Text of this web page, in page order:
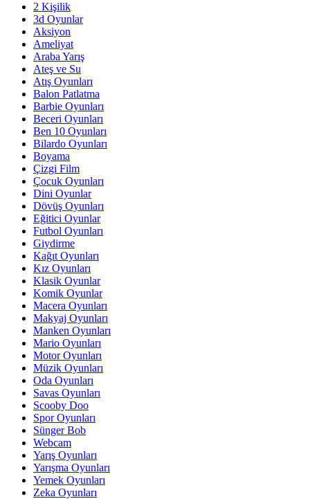
2 Kişilik
3d Oyunlar
Aksiyon
Ameliyat
Araba Yarış
Ateş ve Su
Atış Oyunları
Balon Patlatma
Barbie Oyunları
Beceri Oyunları
Ben 10 Oyunları
Bilardo Oyunları
Boyama
Çizgi Film
Çocuk Oyunları
Dini Oyunlar
Dövüş Oyunları
Eğitici Oyunlar
Futbol Oyunları
Giydirme
Kağıt Oyunları
Kız Oyunları
Klasik Oyunlar
Komik Oyunlar
Macera Oyunları
Makyaj Oyunları
Manken Oyunları
Mario Oyunları
Motor Oyunları
Müzik Oyunları
Oda Oyunları
Savas Oyunları
Scooby Doo
Spor Oyunları
Sünger Bob
Webcam
Yarış Oyunları
Yarışma Oyunları
Yemek Oyunları
Zeka Oyunları